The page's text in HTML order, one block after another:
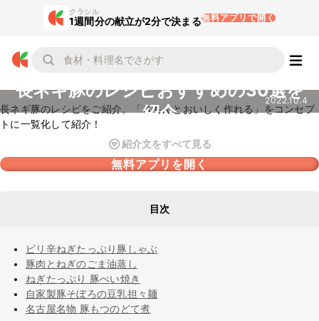
クラシル
1週間分の献立が2分で決まる無料アプリで開く
長ネギ豚のレシピおすすめの30選を
紹介
2022.10.4
長ネギ豚のレシピをご紹介。「きちんとおいしく作れる」をコンセプ
トに一覧化して紹介！
紹介文をすべて見る
無料アプリを開く
目次
ピリ辛ねぎたっぷり豚しゃぶ
豚肉とねぎのごま油蒸し
ねぎたっぷり 豚ぺい焼き
自家製豚そぼろの豆乳担々麺
名古屋名物 豚もつのどて煮